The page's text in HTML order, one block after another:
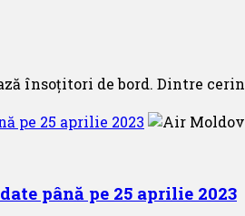
însoțitori de bord. Dintre
pe 25 aprilie 2023
până pe 25 aprilie 2023